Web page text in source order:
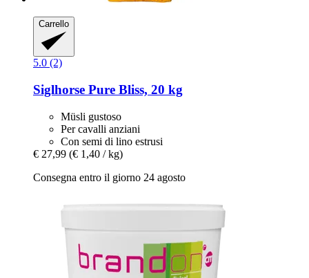
Carrello
5.0 (2)
Siglhorse Pure Bliss, 20 kg
Müsli gustoso
Per cavalli anziani
Con semi di lino estrusi
€ 27,99 (€ 1,40 / kg)
Consegna entro il giorno 24 agosto